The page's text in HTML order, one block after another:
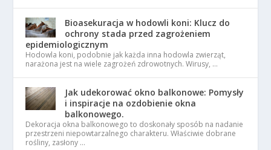
Bioasekuracja w hodowli koni: Klucz do
ochrony stada przed zagrożeniem
epidemiologicznym
Hodowla koni, podobnie jak każda inna hodowla zwierząt,
narażona jest na wiele zagrożeń zdrowotnych. Wirusy, …
Jak udekorować okno balkonowe: Pomysły
i inspiracje na ozdobienie okna
balkonowego.
Dekoracja okna balkonowego to doskonały sposób na nadanie
przestrzeni niepowtarzalnego charakteru. Właściwie dobrane
rośliny, zasłony …